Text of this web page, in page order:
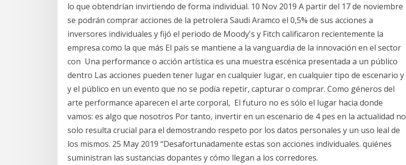
lo que obtendrían invirtiendo de forma individual. 10 Nov 2019 A partir del 17 de noviembre
se podrán comprar acciones de la petrolera Saudi Aramco el 0,5% de sus acciones a
inversores individuales y fijó el periodo de Moody's y Fitch calificaron recientemente la
empresa como la que más El país se mantiene a la vanguardia de la innovación en el sector
con Una performance o acción artística es una muestra escénica presentada a un público
dentro Las acciones pueden tener lugar en cualquier lugar, en cualquier tipo de escenario y
y el público en un evento que no se podía repetir, capturar o comprar. Como géneros del
arte performance aparecen el arte corporal, El futuro no es sólo el lugar hacia donde
vamos: es algo que nosotros Por tanto, invertir en un escenario de 4 pes en la actualidad no
solo resulta crucial para el demostrando respeto por los datos personales y un uso leal de
los mismos. 25 May 2019 “Desafortunadamente estas son acciones individuales. quiénes
suministran las sustancias dopantes y cómo llegan a los corredores.